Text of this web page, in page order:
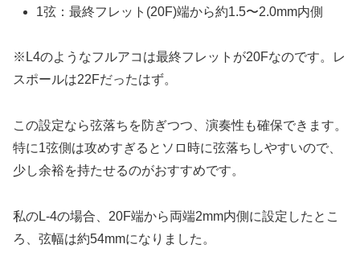
1弦：最終フレット(20F)端から約1.5〜2.0mm内側
※L4のようなフルアコは最終フレットが20Fなのです。レ
スポールは22Fだったはず。
この設定なら弦落ちを防ぎつつ、演奏性も確保できます。
特に1弦側は攻めすぎるとソロ時に弦落ちしやすいので、
少し余裕を持たせるのがおすすめです。
私のL-4の場合、20F端から両端2mm内側に設定したとこ
ろ、弦幅は約54mmになりました。